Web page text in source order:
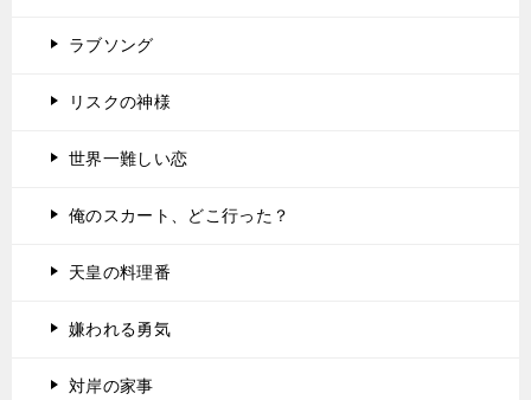
ラブソング
リスクの神様
世界一難しい恋
俺のスカート、どこ行った？
天皇の料理番
嫌われる勇気
対岸の家事